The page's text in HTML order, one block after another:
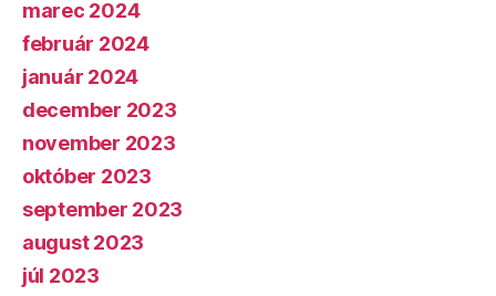
marec 2024
február 2024
január 2024
december 2023
november 2023
október 2023
september 2023
august 2023
júl 2023